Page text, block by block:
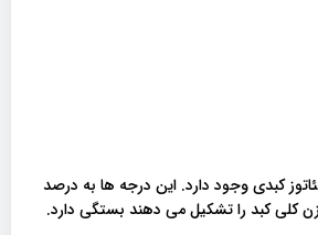
کبدی وجود دارد. این درجه ها به درصد
کلی کبد را تشکیل می دهند بستگی دارد.